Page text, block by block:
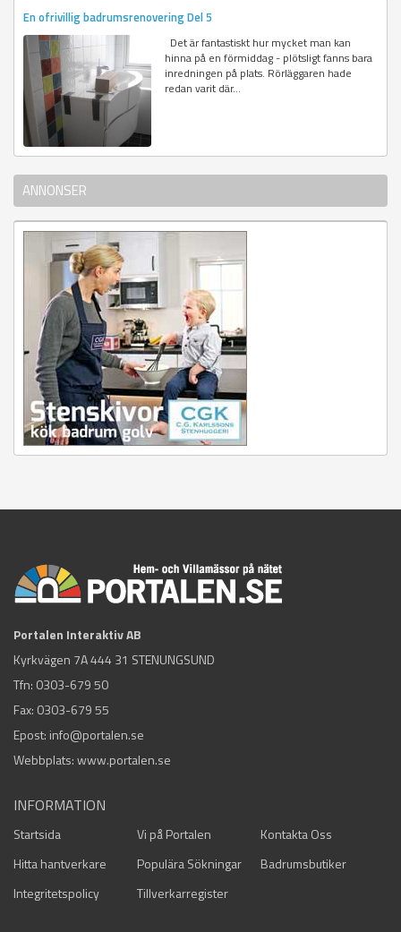
En ofrivillig badrumsrenovering Del 5
Det är fantastiskt hur mycket man kan
hinna på en förmiddag - plötsligt fanns bara
inredningen på plats. Rörläggaren hade
redan varit där...
ANNONSER
Portalen Interaktiv AB
Kyrkvägen 7A 444 31 STENUNGSUND
Tfn: 0303-679 50
Fax: 0303-679 55
Epost: info@portalen.se
Webbplats: www.portalen.se
INFORMATION
Startsida Vi på Portalen
Kontakta Oss
Hitta hantverkare
Populära Sökningar
Badrumsbutiker
Integritetspolicy
Tillverkarregister